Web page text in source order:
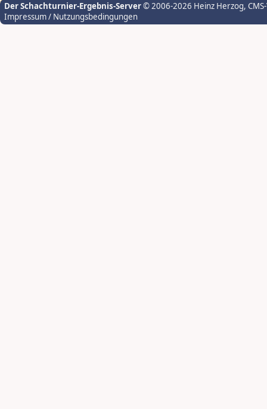
Der Schachturnier-Ergebnis-Server© 2006-2026 Heinz Herzog,
Impressum / Nutzungsbedingungen